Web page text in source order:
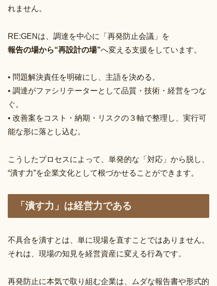
れません。
RE:GENは、調達を中心に「再発防止会議」を
報告の場から“再設計の場”へ変える支援をしています。
• 問題解決責任を明確にし、主語を決める。
• 調達がファシリテーターとして品質・技術・経営をつな
ぐ。
• 改善案をコスト・納期・リスクの３軸で整理し、実行可
能な形に落とし込む。
こうしたプロセスによって、単発的な「対応」から脱し、
“潰す力”を企業文化として根づかせることができます。
「潰す力」は経営力である
不具合を潰すとは、単に現場を直すことではありません。
それは、現場の知見を経営資産に変える行為です。
再発防止に本気で取り組む企業は、ムダな報告書や形式的